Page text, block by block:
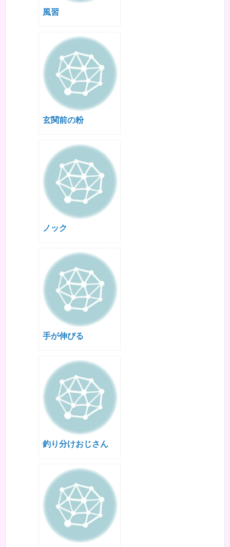
風習
玄関前の粉
ノック
手が伸びる
釣り分けおじさん